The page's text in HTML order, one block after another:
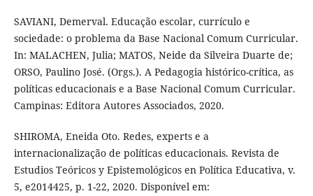
SAVIANI, Demerval. Educação escolar, currículo e
sociedade: o problema da Base Nacional Comum Curricular.
In: MALACHEN, Julia; MATOS, Neide da Silveira Duarte de;
ORSO, Paulino José. (Orgs.). A Pedagogia histórico-crítica, as
políticas educacionais e a Base Nacional Comum Curricular.
Campinas: Editora Autores Associados, 2020.
SHIROMA, Eneida Oto. Redes, experts e a
internacionalização de políticas educacionais. Revista de
Estudios Teóricos y Epistemológicos en Política Educativa, v.
5, e2014425, p. 1-22, 2020. Disponível em: